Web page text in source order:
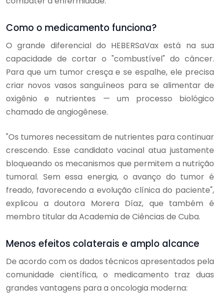
Como o medicamento funciona?
O grande diferencial do HEBERSaVax está na sua
capacidade de cortar o "combustível" do câncer.
Para que um tumor cresça e se espalhe, ele precisa
criar novos vasos sanguíneos para se alimentar de
oxigênio e nutrientes — um processo biológico
chamado de angiogênese.
"Os tumores necessitam de nutrientes para continuar
crescendo. Esse candidato vacinal atua justamente
bloqueando os mecanismos que permitem a nutrição
tumoral. Sem essa energia, o avanço do tumor é
freado, favorecendo a evolução clínica do paciente",
explicou a doutora Morera Díaz, que também é
membro titular da Academia de Ciências de Cuba.
Menos efeitos colaterais e amplo alcance
De acordo com os dados técnicos apresentados pela
comunidade científica, o medicamento traz duas
grandes vantagens para a oncologia moderna: